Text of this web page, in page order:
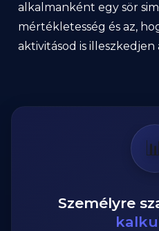
alkalmanként egy sör
mértékletesség és az,
aktivitásod is illeszkedjen
Személyre